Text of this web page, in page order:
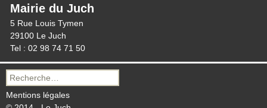
Mairie du Juch
5 Rue Louis Tymen
29100 Le Juch
Tel : 02 98 74 71 50
Recherche
pour :
Mentions légales